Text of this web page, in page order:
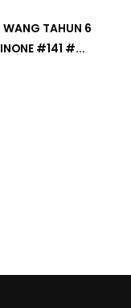
TAHUN 6
#141 #...